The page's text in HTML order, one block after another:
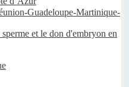
Guadeloupe-Martinique-
et le don d'embryon en